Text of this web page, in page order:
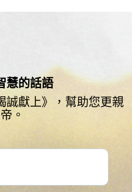
慧的話語
誠獻上》，幫助您更親
。